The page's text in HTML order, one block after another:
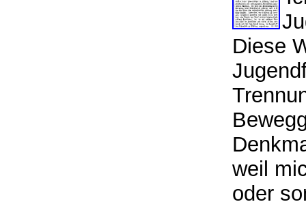
Diese
weil
oder